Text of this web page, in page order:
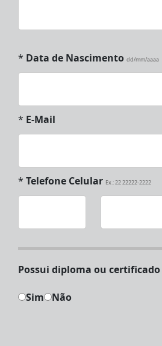
* Data de Nascimento dd/mm/aaaa
* E-Mail
* Telefone Celular Ex.: 22 22222-2222
Sim Não